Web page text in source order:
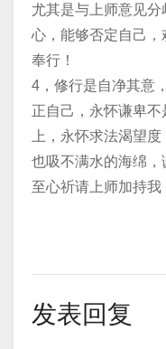
尤其是与上师意见
心，能够否定自己
奉行！
4，修行是自净其意
正自己，永怀谦卑
上，永怀求法渴望
也吸不满水的海绵，
至心祈请上师加持我
发表回复